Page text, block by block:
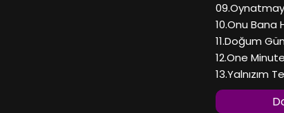
10.Onu Bana
11.Doğum
12.One Minute
13.Yalnızım